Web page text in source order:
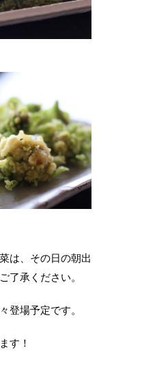
は、その日の朝出
了承ください。
登場予定です。
す！